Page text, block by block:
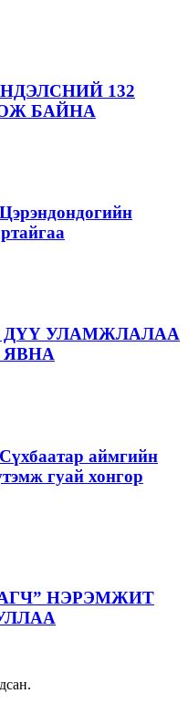
132
БАЙНА
УЛАМЖЛАЛАА
аймгийн
гуай хонгор
НЭРЭМЖИТ